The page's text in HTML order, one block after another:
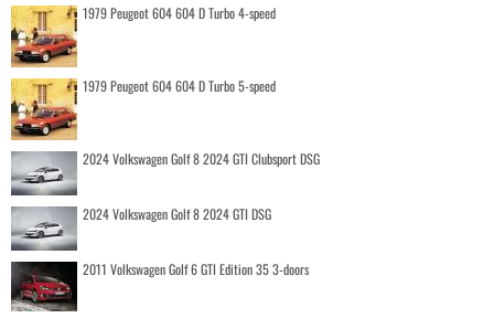
1979 Peugeot 604 604 D Turbo 4-speed
1979 Peugeot 604 604 D Turbo 5-speed
2024 Volkswagen Golf 8 2024 GTI Clubsport DSG
2024 Volkswagen Golf 8 2024 GTI DSG
2011 Volkswagen Golf 6 GTI Edition 35 3-doors